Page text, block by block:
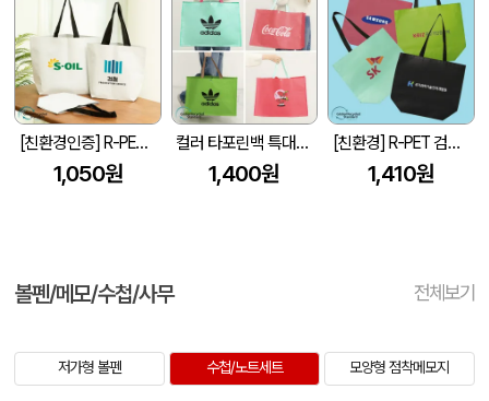
[친환경인증] R-PET 고밀도 리유저블백 (검정내피/170g)(S~XL)
1,050원
컬러 타포린백 특대형(3색) (중량140g±5)(530x300x380mm)
1,400원
[친환경] R-PET 검정내피 리유저블백 (4색/중형/170g)(450x150x400mm)
1,410원
볼펜/메모/수첩/사무 전체보기
저가형 볼펜 수첩/노트세트 모양형 점착메모지